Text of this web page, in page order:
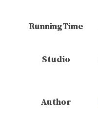
RunningTime
Studio
Author